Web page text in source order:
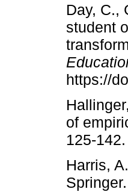
Day, C.,
student
https://
of
125-
Harris,